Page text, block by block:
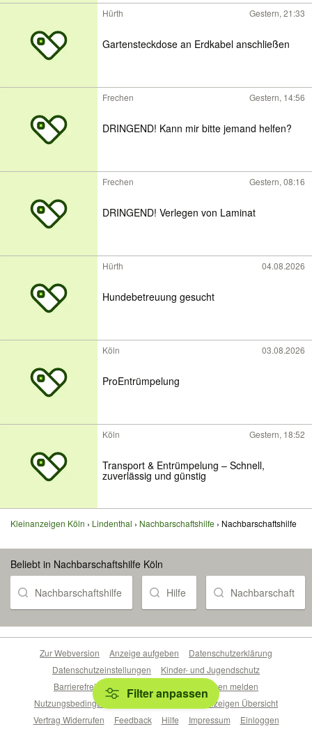
Hürth Gestern, 21:33
Gartensteckdose an Erdkabel anschließen
Frechen Gestern, 14:56
DRINGEND! Kann mir bitte jemand helfen?
Frechen Gestern, 08:16
DRINGEND! Verlegen von Laminat
Hürth 04.08.2026
Hundebetreuung gesucht
Köln 03.08.2026
ProEntrümpelung
Köln Gestern, 18:52
Transport & Entrümpelung – Schnell,
zuverlässig und günstig
Kleinanzeigen Köln Lindenthal Nachbarschaftshilfe Nachbarschaftshilfe
Beliebt in Nachbarschaftshilfe Köln
Nachbarschaftshilfe Hilfe Nachbarschaft
Filter anpassen
Zur Webversion Anzeige aufgeben
Datenschutzerklärung
Datenschutzeinstellungen
Kinder- und Jugendschutz
Barrierefreiheitserklärung
Sicherheitslücken melden
Nutzungsbedingungen
Beliebte Suchen
Anzeigen Übersicht
Vertrag Widerrufen
Feedback Hilfe Impressum Einloggen